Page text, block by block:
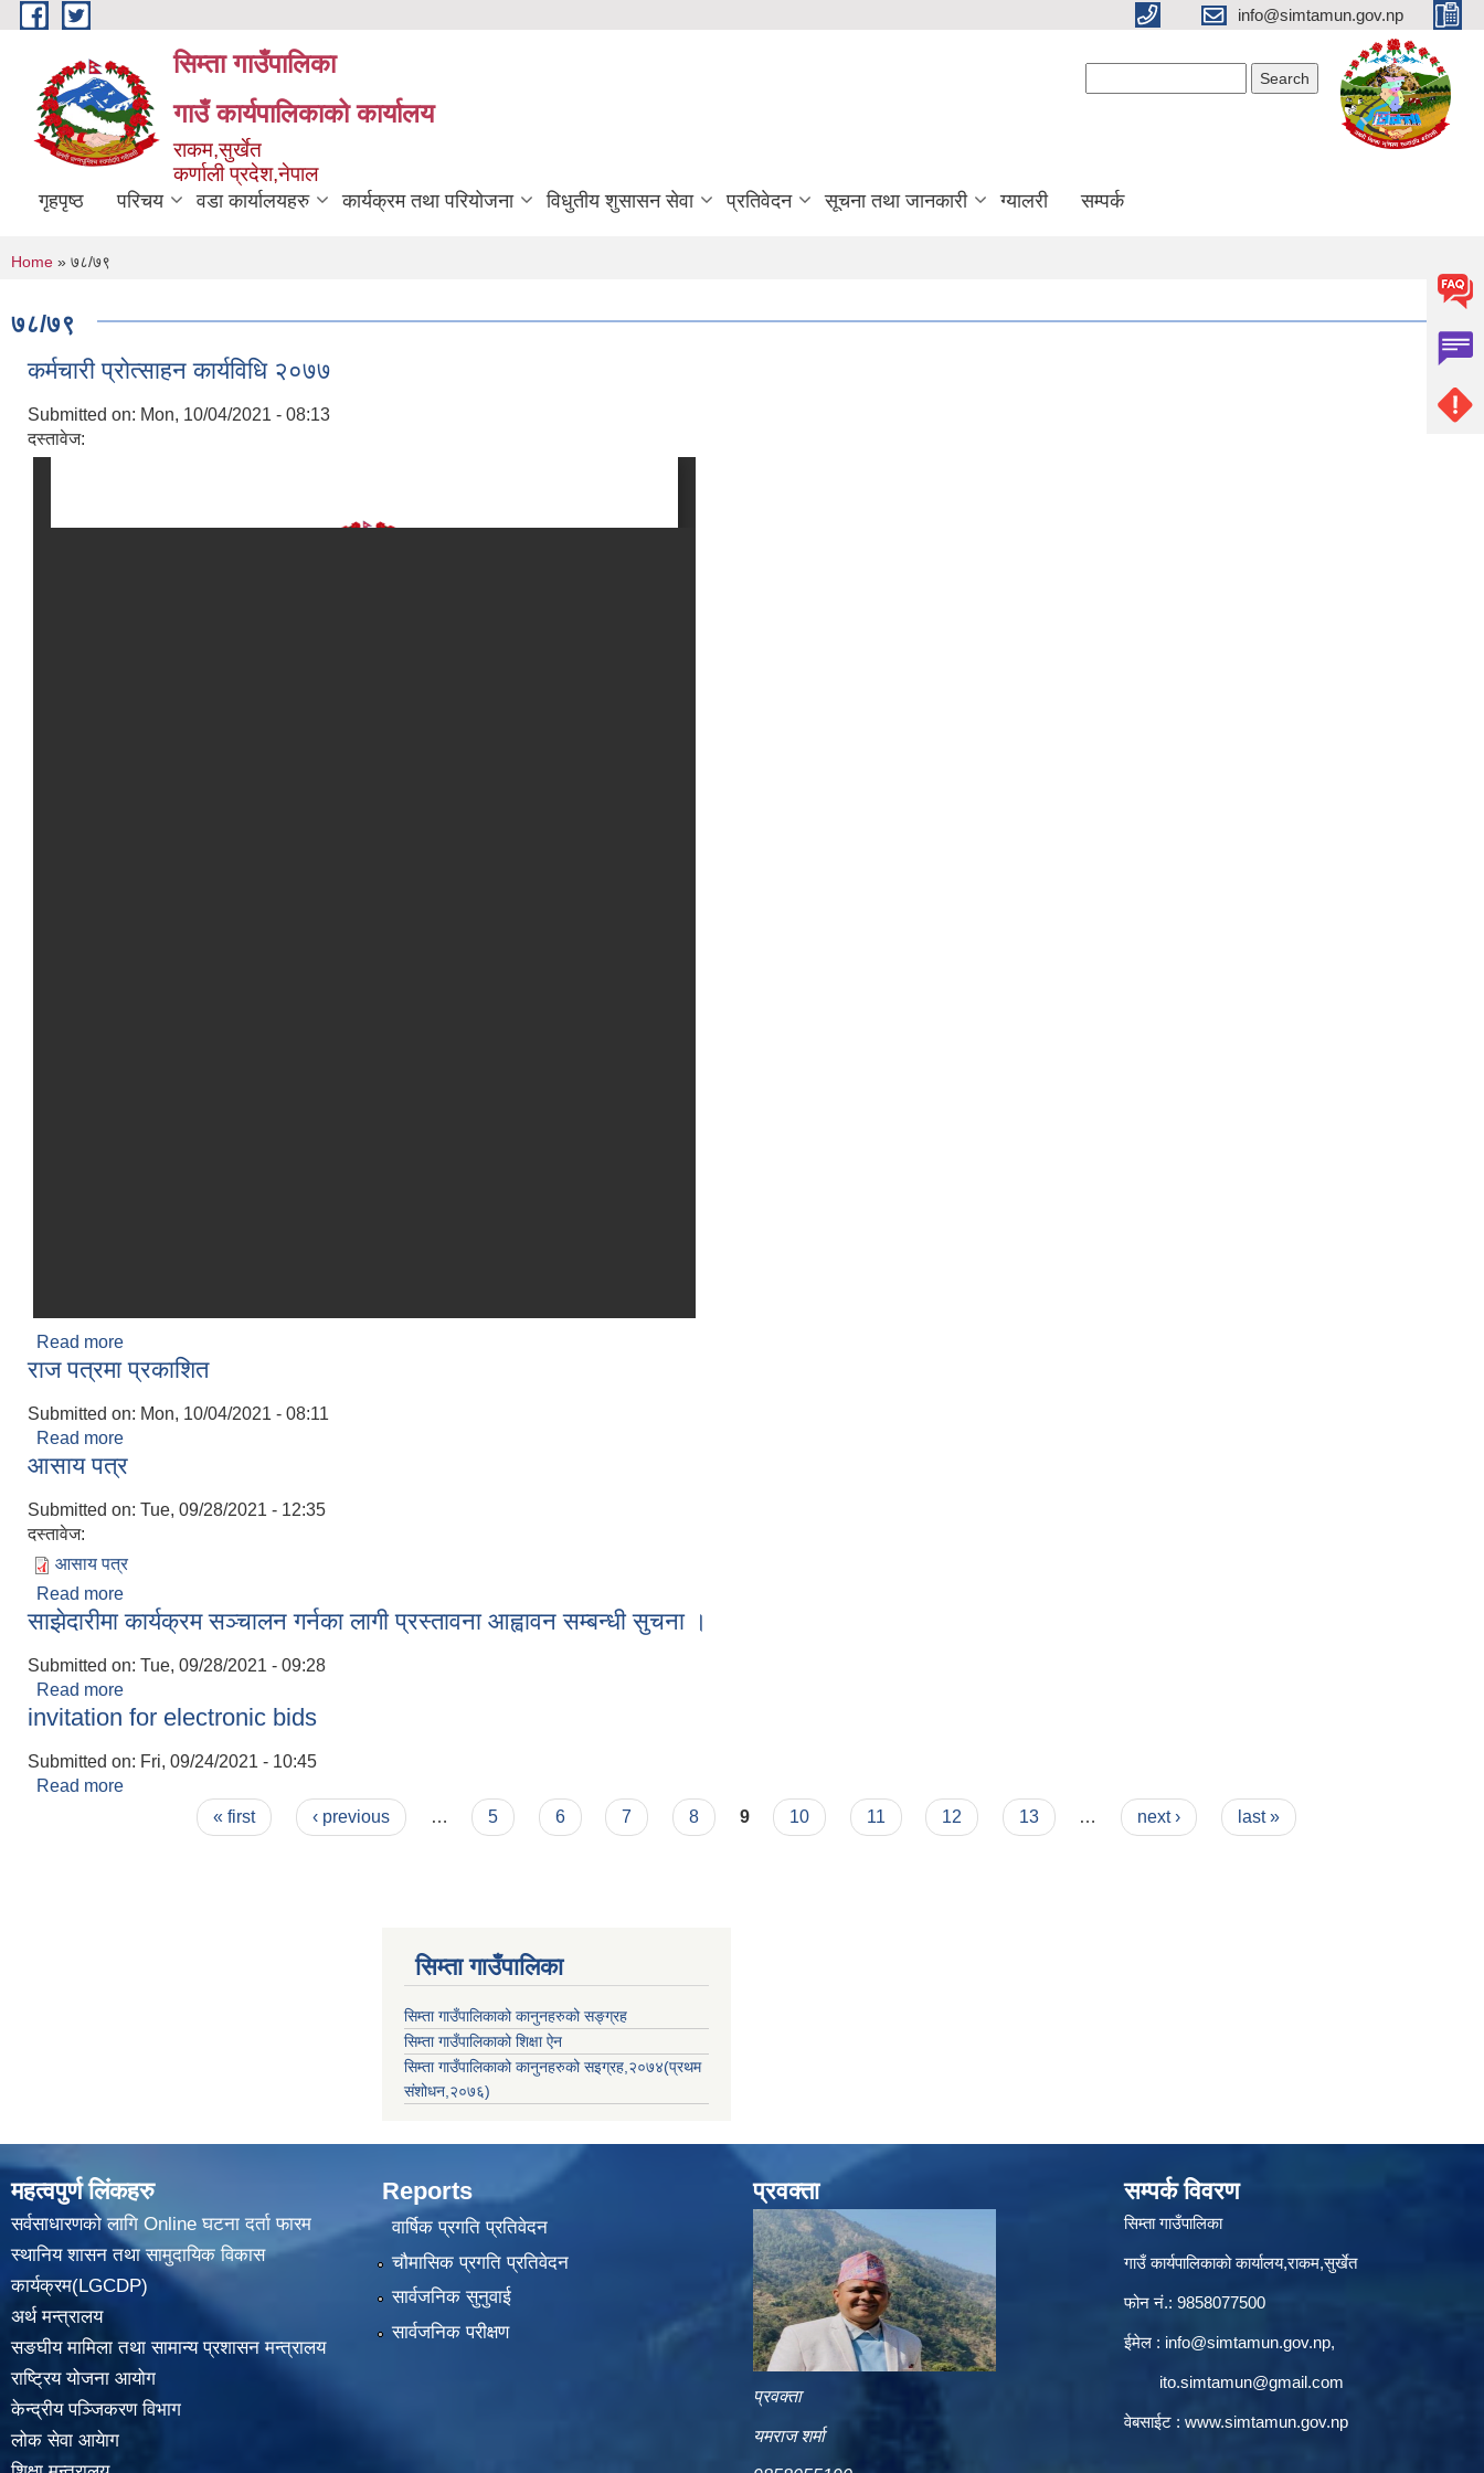
Skip to main content info@simtamun.gov.np
सिम्ता गाउँपालिका
गाउँ कार्यपालिकाको कार्यालय
राकम,सुर्खेत
कर्णाली प्रदेश,नेपाल
गृहपृष्ठ परिचय वडा कार्यालयहरु कार्यक्रम तथा परियोजना विधुतीय शुसासन सेवा प्रतिवेदन सूचना तथा जानकारी ग्यालरी सम्पर्क
You are here
Home » ७८/७९
७८/७९
कर्मचारी प्रोत्साहन कार्यविधि २०७७
Submitted on: Mon, 10/04/2021 - 08:13
दस्तावेज:
Read more
राज पत्रमा प्रकाशित
Submitted on: Mon, 10/04/2021 - 08:11
Read more
आसाय पत्र
Submitted on: Tue, 09/28/2021 - 12:35
दस्तावेज:
आसाय पत्र
Read more
साझेदारीमा कार्यक्रम सञ्चालन गर्नका लागी प्रस्तावना आह्वावन सम्बन्धी सुचना ।
Submitted on: Tue, 09/28/2021 - 09:28
Read more
invitation for electronic bids
Submitted on: Fri, 09/24/2021 - 10:45
Read more
« first ‹ previous … 5 6 7 8 9 10 11 12 13 … next › last »
सिम्ता गाउँपालिका
सिम्ता गाउँपालिकाको कानुनहरुको सङ्ग्रह
सिम्ता गाउँपालिकाको शिक्षा ऐन
सिम्ता गाउँपालिकाको कानुनहरुको सइग्रह,२०७४(प्रथम
संशोधन,२०७६)
महत्वपुर्ण लिंकहरु
सर्वसाधारणको लागि Online घटना दर्ता फारम
स्थानिय शासन तथा सामुदायिक विकास
कार्यक्रम(LGCDP)
अर्थ मन्त्रालय
सङघीय मामिला तथा सामान्य प्रशासन मन्त्रालय
राष्ट्रिय योजना आयोग
केन्द्रीय पञ्जिकरण विभाग
लोक सेवा आयेाग
Reports
वार्षिक प्रगति प्रतिवेदन
चौमासिक प्रगति प्रतिवेदन
सार्वजनिक सुनुवाई
सार्वजनिक परीक्षण
प्रवक्ता
प्रवक्ता
यमराज शर्मा
सम्पर्क विवरण
सिम्ता गाउँपालिका
गाउँ कार्यपालिकाको कार्यालय,राकम,सुर्खेत
फोन नं.: 9858077500
ईमेल‌ : info@simtamun.gov.np,
ito.simtamun@gmail.com
वेबसाईट : www.simtamun.gov.np